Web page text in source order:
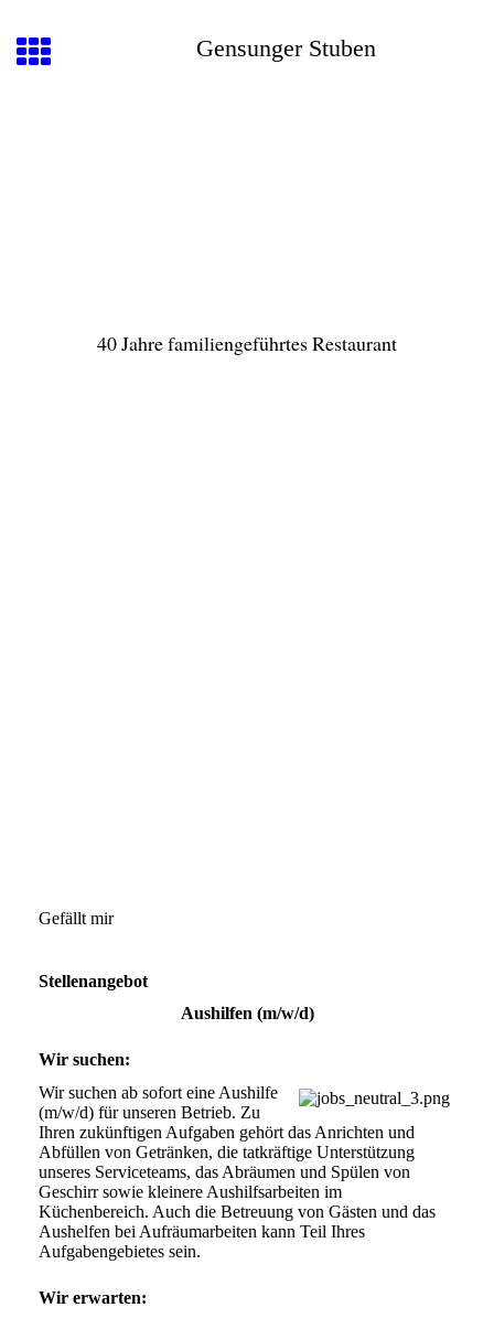
Gensunger Stuben
40 Jahre familiengeführtes Restaurant
Gefällt mir
Stellenangebot
Aushilfen (m/w/d)
Wir suchen:
Wir suchen ab sofort eine Aushilfe
(m/w/d) für unseren Betrieb. Zu
Ihren zukünftigen Aufgaben gehört das Anrichten und
Abfüllen von Getränken, die tatkräftige Unterstützung
unseres Serviceteams, das Abräumen und Spülen von
Geschirr sowie kleinere Aushilfsarbeiten im
Küchenbereich. Auch die Betreuung von Gästen und das
Aushelfen bei Aufräumarbeiten kann Teil Ihres
Aufgabengebietes sein.
Wir erwarten: